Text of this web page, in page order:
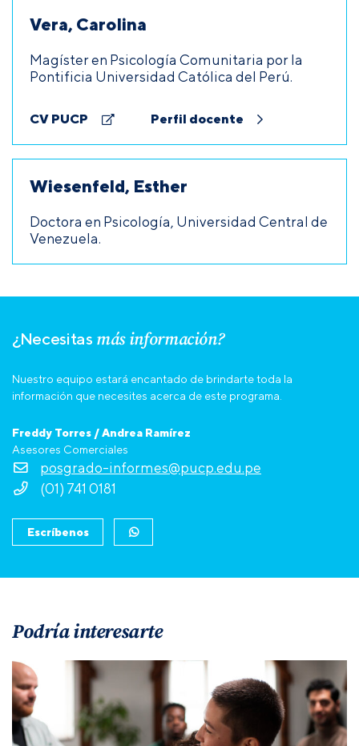
Vera, Carolina
Magíster en Psicología Comunitaria por la
Pontificia Universidad Católica del Perú.
CV PUCP Perfil docente
Wiesenfeld, Esther
Doctora en Psicología, Universidad Central de
Venezuela.
¿Necesitas más información?
Nuestro equipo estará encantado de brindarte toda la
información que necesites acerca de este programa.
Freddy Torres / Andrea Ramírez
Asesores Comerciales
posgrado-informes@pucp.edu.pe
(01) 741 0181
Escríbenos
Podría interesarte